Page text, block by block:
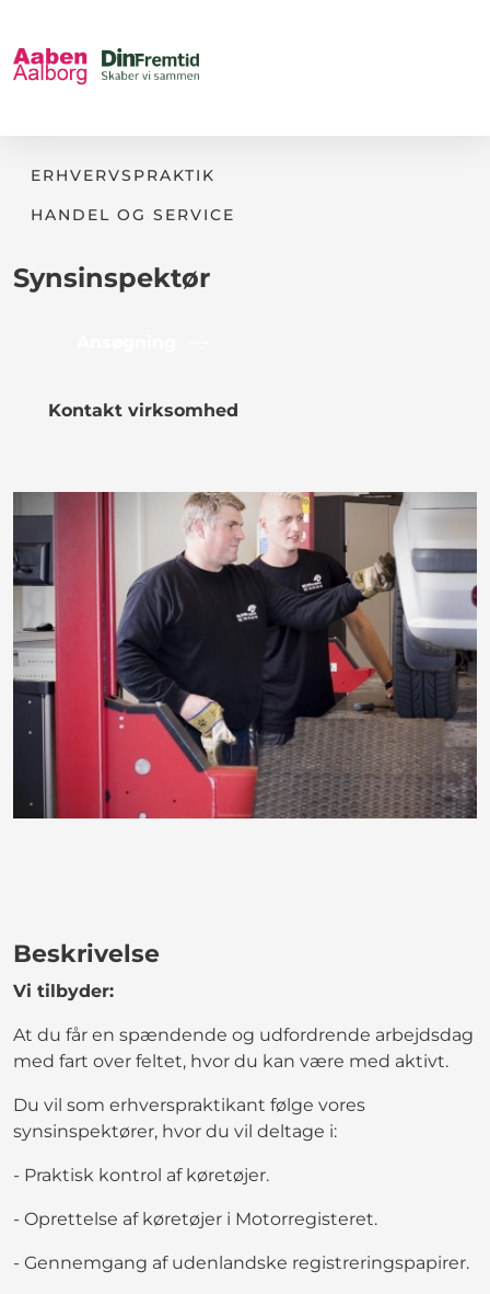
ERHVERVSPRAKTIK
HANDEL OG SERVICE
Synsinspektør
Kontakt virksomhed
Beskrivelse
Vi tilbyder:
At du får en spændende og udfordrende arbejdsdag
med fart over feltet, hvor du kan være med aktivt.
Du vil som erhverspraktikant følge vores
synsinspektører, hvor du vil deltage i:
- Praktisk kontrol af køretøjer.
- Oprettelse af køretøjer i Motorregisteret.
- Gennemgang af udenlandske registreringspapirer.